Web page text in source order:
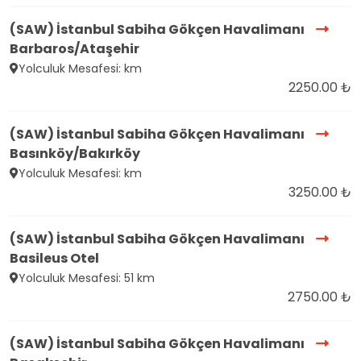
(SAW) İstanbul Sabiha Gökçen Havalimanı
Barbaros/Ataşehir
Yolculuk Mesafesi: km
2250.00 ₺
(SAW) İstanbul Sabiha Gökçen Havalimanı
Basınköy/Bakırköy
Yolculuk Mesafesi: km
3250.00 ₺
(SAW) İstanbul Sabiha Gökçen Havalimanı
Basileus Otel
Yolculuk Mesafesi: 51 km
2750.00 ₺
(SAW) İstanbul Sabiha Gökçen Havalimanı